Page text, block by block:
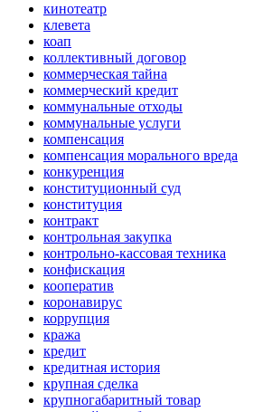
кинотеатр
клевета
коап
коллективный договор
коммерческая тайна
коммерческий кредит
коммунальные отходы
коммунальные услуги
компенсация
компенсация морального вреда
конкуренция
конституционный суд
конституция
контракт
контрольная закупка
контрольно-кассовая техника
конфискация
кооператив
коронавирус
коррупция
кража
кредит
кредитная история
крупная сделка
крупногабаритный товар